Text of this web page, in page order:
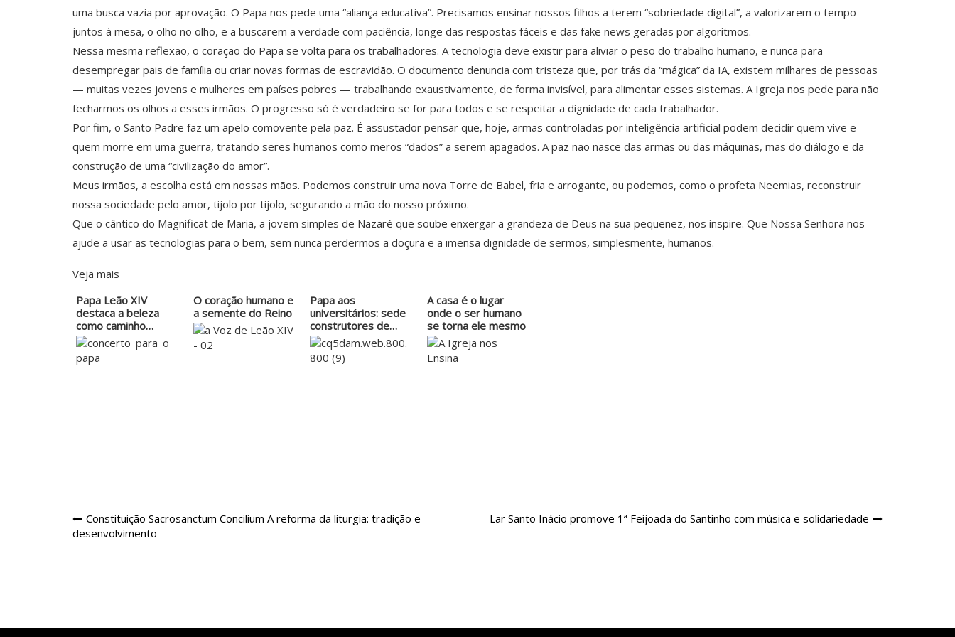
uma busca vazia por aprovação. O Papa nos pede uma “aliança educativa”. Precisamos ensinar nossos filhos a terem “sobriedade digital”, a valorizarem o tempo
juntos à mesa, o olho no olho, e a buscarem a verdade com paciência, longe das respostas fáceis e das fake news geradas por algoritmos.
Nessa mesma reflexão, o coração do Papa se volta para os trabalhadores. A tecnologia deve existir para aliviar o peso do trabalho humano, e nunca para
desempregar pais de família ou criar novas formas de escravidão. O documento denuncia com tristeza que, por trás da “mágica” da IA, existem milhares de pessoas
— muitas vezes jovens e mulheres em países pobres — trabalhando exaustivamente, de forma invisível, para alimentar esses sistemas. A Igreja nos pede para não
fecharmos os olhos a esses irmãos. O progresso só é verdadeiro se for para todos e se respeitar a dignidade de cada trabalhador.
Por fim, o Santo Padre faz um apelo comovente pela paz. É assustador pensar que, hoje, armas controladas por inteligência artificial podem decidir quem vive e
quem morre em uma guerra, tratando seres humanos como meros “dados” a serem apagados. A paz não nasce das armas ou das máquinas, mas do diálogo e da
construção de uma “civilização do amor”.
Meus irmãos, a escolha está em nossas mãos. Podemos construir uma nova Torre de Babel, fria e arrogante, ou podemos, como o profeta Neemias, reconstruir
nossa sociedade pelo amor, tijolo por tijolo, segurando a mão do nosso próximo.
Que o cântico do Magnificat de Maria, a jovem simples de Nazaré que soube enxergar a grandeza de Deus na sua pequenez, nos inspire. Que Nossa Senhora nos
ajude a usar as tecnologias para o bem, sem nunca perdermos a doçura e a imensa dignidade de sermos, simplesmente, humanos.
Veja mais
Papa Leão XIV
destaca a beleza
como caminho
para…
O coração humano e
a semente do Reino
Papa aos
universitários: sede
construtores de
um…
A casa é o lugar
onde o ser humano
se torna ele mesmo
Navegação
de
Constituição Sacrosanctum Concilium A reforma da liturgia: tradição e
desenvolvimento
Lar Santo Inácio promove 1ª Feijoada do Santinho com música e solidariedade